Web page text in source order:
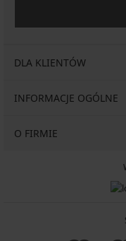
DLA KLIENTÓW
INFORMACJE OGÓLNE
O FIRMIE